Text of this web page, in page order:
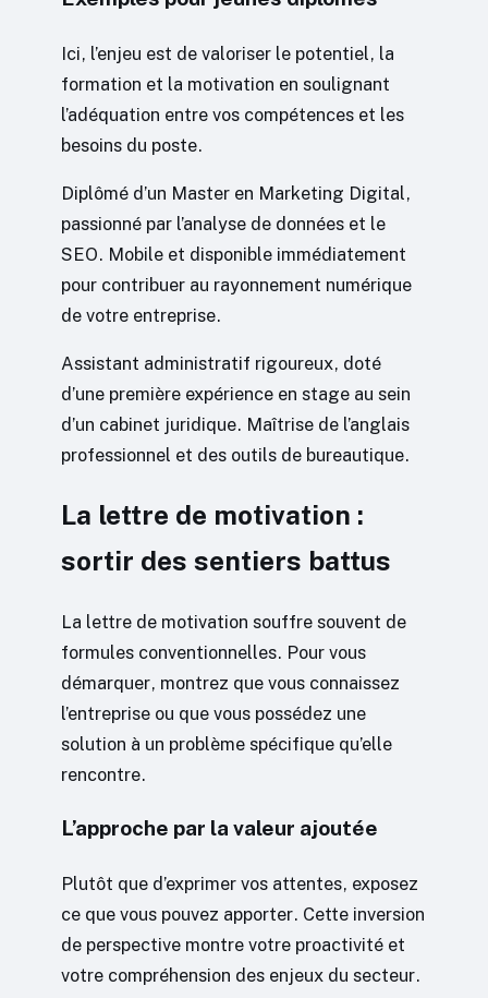
Ici, l’enjeu est de valoriser le potentiel, la
formation et la motivation en soulignant
l’adéquation entre vos compétences et les
besoins du poste.
Diplômé d’un Master en Marketing Digital,
passionné par l’analyse de données et le
SEO. Mobile et disponible immédiatement
pour contribuer au rayonnement numérique
de votre entreprise.
Assistant administratif rigoureux, doté
d’une première expérience en stage au sein
d’un cabinet juridique. Maîtrise de l’anglais
professionnel et des outils de bureautique.
La lettre de motivation :
sortir des sentiers battus
La lettre de motivation souffre souvent de
formules conventionnelles. Pour vous
démarquer, montrez que vous connaissez
l’entreprise ou que vous possédez une
solution à un problème spécifique qu’elle
rencontre.
L’approche par la valeur ajoutée
Plutôt que d’exprimer vos attentes, exposez
ce que vous pouvez apporter. Cette inversion
de perspective montre votre proactivité et
votre compréhension des enjeux du secteur.